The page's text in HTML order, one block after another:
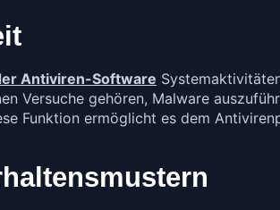
Antiviren-Software
Versuche gehören, Malware
Funktion ermöglicht es dem